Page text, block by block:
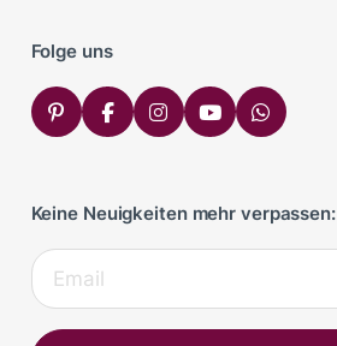
Folge uns
Keine Neuigkeiten mehr verpassen: